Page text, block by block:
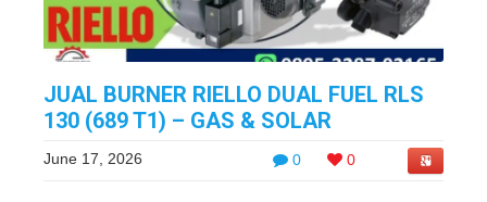
JUAL BURNER RIELLO DUAL FUEL RLS
130 (689 T1) – GAS & SOLAR
0 0
June 17, 2026